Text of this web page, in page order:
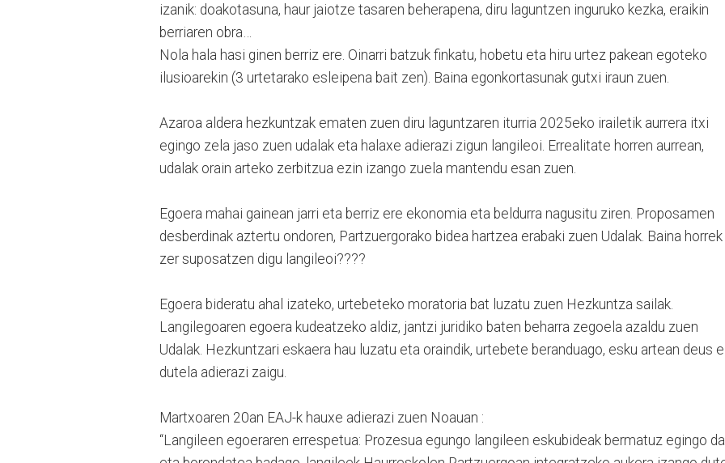
izanik: doakotasuna, haur jaiotze tasaren beherapena, diru laguntzen inguruko kezka, eraikin
berriaren obra…
Nola hala hasi ginen berriz ere. Oinarri batzuk finkatu, hobetu eta hiru urtez pakean egoteko
ilusioarekin (3 urtetarako esleipena bait zen). Baina egonkortasunak gutxi iraun zuen.
Azaroa aldera hezkuntzak ematen zuen diru laguntzaren iturria 2025eko irailetik aurrera itxi
egingo zela jaso zuen udalak eta halaxe adierazi zigun langileoi. Errealitate horren aurrean,
udalak orain arteko zerbitzua ezin izango zuela mantendu esan zuen.
Egoera mahai gainean jarri eta berriz ere ekonomia eta beldurra nagusitu ziren. Proposamen
desberdinak aztertu ondoren, Partzuergorako bidea hartzea erabaki zuen Udalak. Baina horrek
zer suposatzen digu langileoi????
Egoera bideratu ahal izateko, urtebeteko moratoria bat luzatu zuen Hezkuntza sailak.
Langilegoaren egoera kudeatzeko aldiz, jantzi juridiko baten beharra zegoela azaldu zuen
Udalak. Hezkuntzari eskaera hau luzatu eta oraindik, urtebete beranduago, esku artean deus
dutela adierazi zaigu.
Martxoaren 20an EAJ-k hauxe adierazi zuen Noauan :
“Langileen egoeraren errespetua: Prozesua egungo langileen eskubideak bermatuz egingo